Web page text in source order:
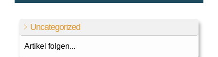
Uncategorized
Artikel folgen...